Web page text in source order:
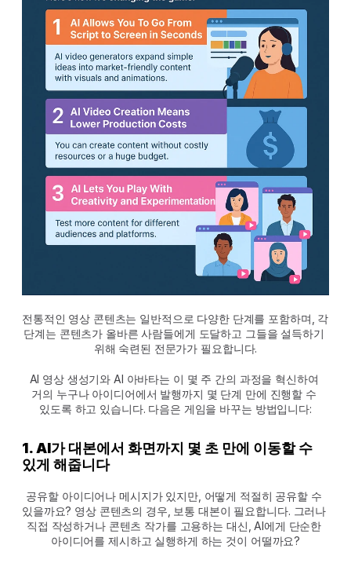
전통적인 영상 콘텐츠는 일반적으로 다양한 단계를 포함하며, 각
단계는 콘텐츠가 올바른 사람들에게 도달하고 그들을 설득하기
위해 숙련된 전문가가 필요합니다.
AI 영상 생성기와 AI 아바타는 이 몇 주 간의 과정을 혁신하여
거의 누구나 아이디어에서 발행까지 몇 단계 만에 진행할 수
있도록 하고 있습니다. 다음은 게임을 바꾸는 방법입니다:
1. AI가 대본에서 화면까지 몇 초 만에 이동할 수
있게 해줍니다
공유할 아이디어나 메시지가 있지만, 어떻게 적절히 공유할 수
있을까요? 영상 콘텐츠의 경우, 보통 대본이 필요합니다. 그러나
직접 작성하거나 콘텐츠 작가를 고용하는 대신, AI에게 단순한
아이디어를 제시하고 실행하게 하는 것이 어떨까요?